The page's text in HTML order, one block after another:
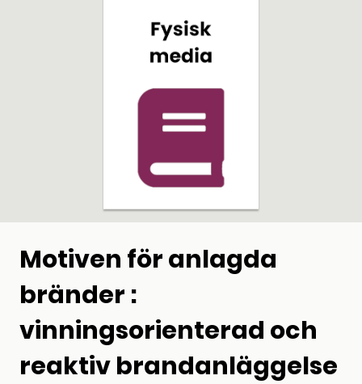
Motiven för anlagda
bränder :
vinningsorienterad och
reaktiv brandanläggelse